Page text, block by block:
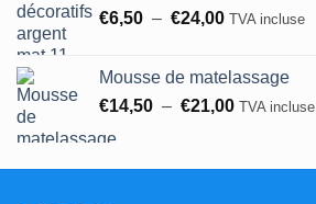
€6,50 – €24,00Plage
€6,50
à
TVA incluse
Mousse de matelassage
€14,50 – €21,00Plage
€14,50
TVA incluse